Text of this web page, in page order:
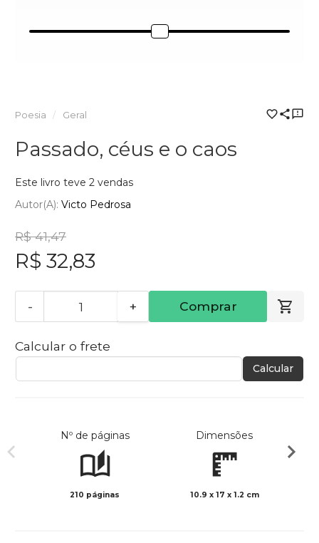
Poesia Geral
Passado, céus e o caos
Este livro teve 2 vendas
Autor(a): Victo Pedrosa
R$ 41,47
R$ 32,83
- + Comprar
Calcular o frete
Calcular
Nº de páginas
210 páginas
Dimensões
10.9 x 17 x 1.2 cm